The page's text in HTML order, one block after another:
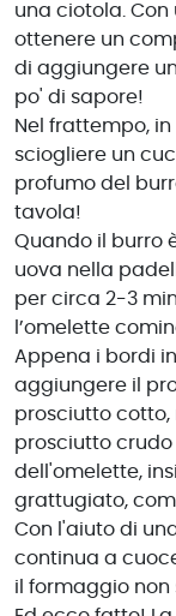
una ciotola.
ottenere un
di aggiungere
po' di sapore!
Nel frattempo,
sciogliere un
profumo del
tavola!
Quando il burro
uova nella
per circa 2-3
l’omelette
Appena i bordi
aggiungere il
prosciutto cotto,
prosciutto crudo
dell'omelette,
grattugiato,
Con l'aiuto di
continua a
il formaggio non